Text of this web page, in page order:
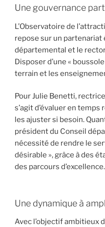
Une gouvernance
L’Observatoire de
repose sur un
départemental et le
Disposer d’une «
terrain et les
Pour Julie Benetti,
s’agit d’évaluer en
les ajuster si besoin.
président du Conseil
nécessité de rendre le
désirable », grâce à des
des parcours d’excellence.
Une dynamique à
Avec l’objectif ambitieux